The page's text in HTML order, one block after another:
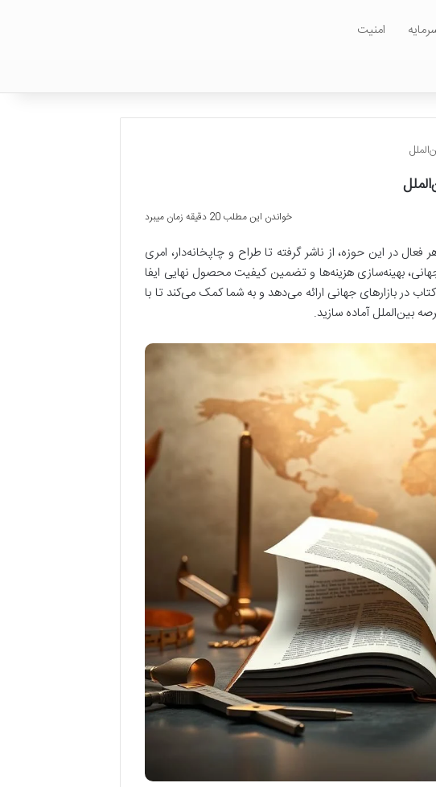
امنیت
خواندن این مطلب 20 دقیقه زمان میبرد
در این حوزه، از ناشر گرفته تا طراح و چاپخانه‌دار، امری
بهینه‌سازی هزینه‌ها و تضمین کیفیت محصول نهایی ایفا
در بازارهای جهانی ارائه می‌دهد و به شما کمک می‌کند تا با
بین‌الملل آماده سازید.